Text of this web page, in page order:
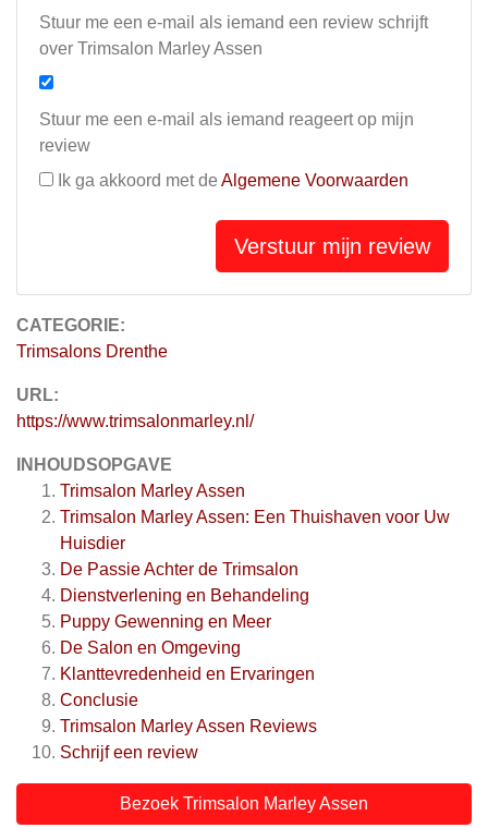
CATEGORIE:
Trimsalons Drenthe
URL:
https://www.trimsalonmarley.nl/
INHOUDSOPGAVE
Trimsalon Marley Assen
Trimsalon Marley Assen: Een Thuishaven voor Uw
Huisdier
De Passie Achter de Trimsalon
Dienstverlening en Behandeling
Puppy Gewenning en Meer
De Salon en Omgeving
Klanttevredenheid en Ervaringen
Conclusie
Trimsalon Marley Assen Reviews
Schrijf een review
Bezoek Trimsalon Marley Assen
Stuur me een e-mail als iemand een review schrijft
over Trimsalon Marley Assen
Stuur me een e-mail als iemand reageert op mijn
review
Ik ga akkoord met de Algemene Voorwaarden
Verstuur mijn review